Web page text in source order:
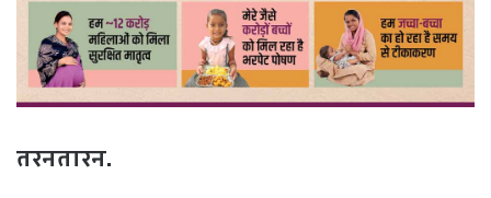
तरनतारन.